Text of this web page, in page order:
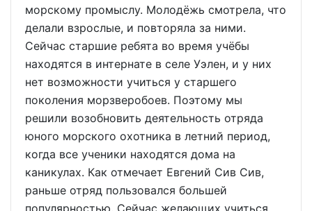
морскому промыслу. Молодёжь смотрела, что
делали взрослые, и повторяла за ними.
Сейчас старшие ребята во время учёбы
находятся в интернате в селе Уэлен, и у них
нет возможности учиться у старшего
поколения морзверобоев. Поэтому мы
решили возобновить деятельность отряда
юного морского охотника в летний период,
когда все ученики находятся дома на
каникулах. Как отмечает Евгений Сив Сив,
раньше отряд пользовался большей